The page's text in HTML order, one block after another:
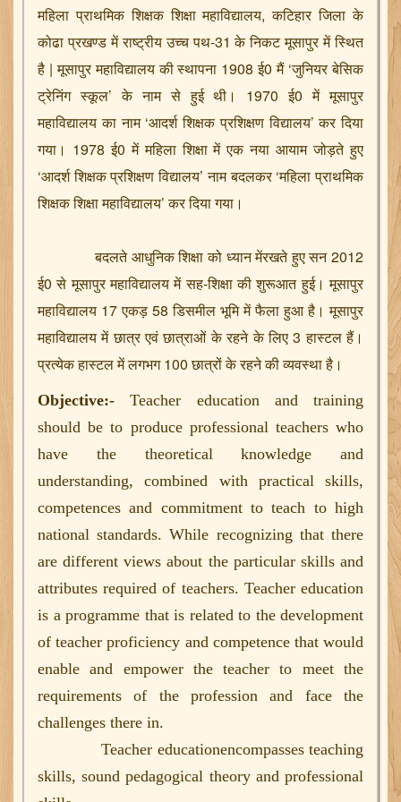
Earth Filling Work Nivida
Office Order No.- 86
कोटेशन – कंप्यूटर इत्यादि
Necessary Information
Nivida Latter No. 45
Nivida Latter No. 44
Nivida Latter No. 43
Nivida letter No.14
Quotation for RO
Amrit Kaal - Story Writing Competition
नामांकन सूचना 2024
आंतरिक पेंटिंग निविदा
Arts and Commerce (Session 2023-25)
Science (Session 2023-25)
Advertisement of Guest Faculty
D.El.Ed. Spot Round Notification (Science)
D.El.Ed. Spot Round Notification (Arts & Commerce)
महिला प्राथमिक शिक्षक शिक्षा महाविद्यालय, कटिहार जिला के
कोढा प्रखण्ड में राष्ट्रीय उच्च पथ-31 के निकट मूसापुर में स्थित
है | मूसापुर महाविद्यालय की स्थापना 1908 ई0 मैं ‘जुनियर बेसिक
ट्रेनिंग स्कूल’ के नाम से हुई थी। 1970 ई0 में मूसापुर
महाविद्यालय का नाम ‘आदर्श शिक्षक प्रशिक्षण विद्यालय’ कर दिया
गया। 1978 ई0 में महिला शिक्षा में एक नया आयाम जोड़ते हुए
‘आदर्श शिक्षक प्रशिक्षण विद्यालय’ नाम बदलकर ‘महिला प्राथमिक
शिक्षक शिक्षा महाविद्यालय’ कर दिया गया।
बदलते आधुनिक शिक्षा को ध्यान मेंरखते हुए सन 2012
ई0 से मूसापुर महाविद्यालय में सह-शिक्षा की शुरूआत हुई। मूसापुर
महाविद्यालय 17 एकड़ 58 डिसमील भूमि में फैला हुआ है। मूसापुर
महाविद्यालय में छात्र एवं छात्राओं के रहने के लिए 3 हास्टल हैं।
प्रत्येक हास्टल में लगभग 100 छात्रों के रहने की व्यवस्था है।
Objective:-Teacher education and training
should be to produce professional teachers who
have the theoretical knowledge and
understanding, combined with practical skills,
competences and commitment to teach to high
national standards. While recognizing that there
are different views about the particular skills and
attributes required of teachers. Teacher education
is a programme that is related to the development
of teacher proficiency and competence that would
enable and empower the teacher to meet the
requirements of the profession and face the
challenges there in.
Teacher educationencompasses teaching
skills, sound pedagogical theory and professional